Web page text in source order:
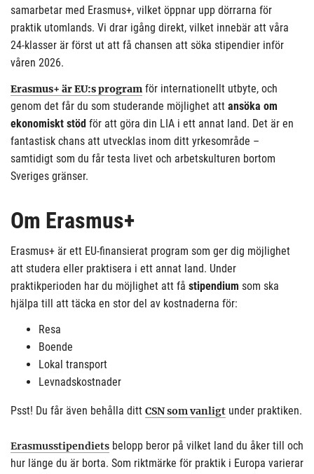
samarbetar med Erasmus+, vilket öppnar upp dörrarna för
praktik utomlands. Vi drar igång direkt, vilket innebär att våra
24-klasser är först ut att få chansen att söka stipendier inför
våren 2026.
Erasmus+ är EU:s program för internationellt utbyte, och
genom det får du som studerande möjlighet att ansöka om
ekonomiskt stöd för att göra din LIA i ett annat land. Det är en
fantastisk chans att utvecklas inom ditt yrkesområde –
samtidigt som du får testa livet och arbetskulturen bortom
Sveriges gränser.
Om Erasmus+
Erasmus+ är ett EU-finansierat program som ger dig möjlighet
att studera eller praktisera i ett annat land. Under
praktikperioden har du möjlighet att få stipendium som ska
hjälpa till att täcka en stor del av kostnaderna för:
Resa
Boende
Lokal transport
Levnadskostnader
Psst! Du får även behålla ditt CSN som vanligt under praktiken.
Erasmusstipendiets belopp beror på vilket land du åker till och
hur länge du är borta. Som riktmärke för praktik i Europa varierar